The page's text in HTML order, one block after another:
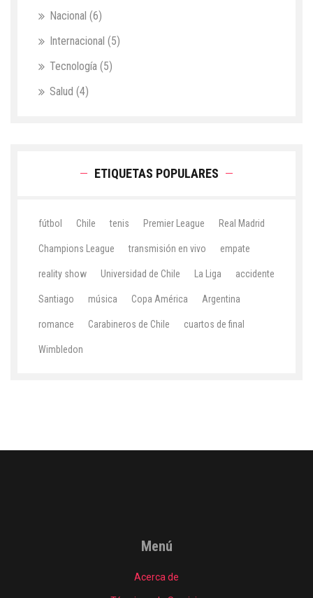
Nacional (6)
Internacional (5)
Tecnología (5)
Salud (4)
ETIQUETAS POPULARES
fútbol Chile tenis Premier League Real Madrid
Champions League transmisión en vivo empate
reality show Universidad de Chile La Liga accidente
Santiago música Copa América Argentina
romance Carabineros de Chile cuartos de final
Wimbledon
Menú
Acerca de